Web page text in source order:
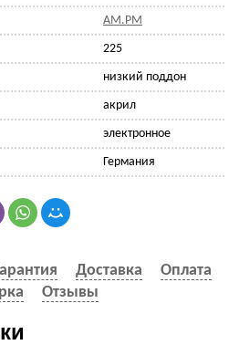
AM.PM
225
низкий поддон
акрил
электронное
Германия
Доставка
Оплата
Отзывы